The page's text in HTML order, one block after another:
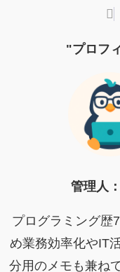
"プロフ
管理人
プログラミング歴
め業務効率化やIT
分用のメモも兼ね